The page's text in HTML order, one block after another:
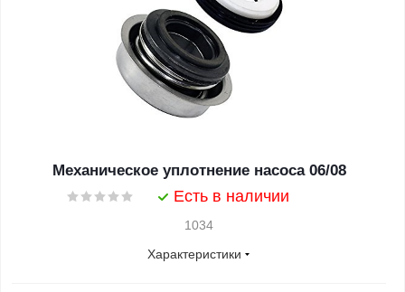
Механическое уплотнение насоса 06/08
Есть в наличии
1034
Характеристики